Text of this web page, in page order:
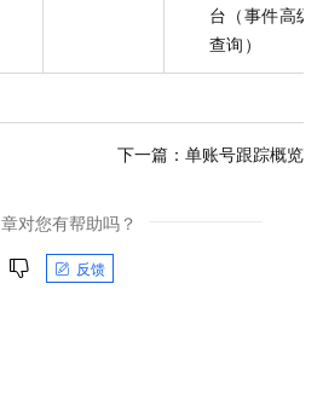
台（事件高级
查询）
下一篇： 单账号跟踪概览
对您有帮助吗？
反馈